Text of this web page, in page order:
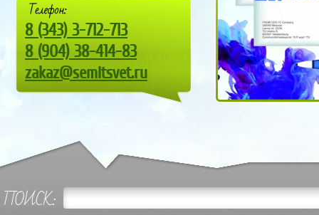
ПОИСК:
8 (343) 3-712-713
8 (904) 38-414-83
zakaz@semitsvet.ru